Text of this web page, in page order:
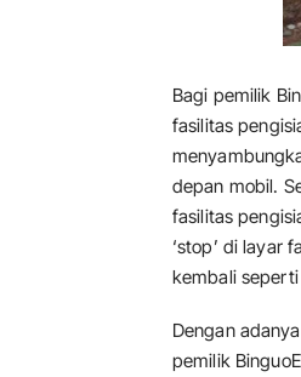
Bagi pemilik
fasilitas
depan mobil.
fasilitas
‘stop’ di layar
kembali
Dengan
pemilik